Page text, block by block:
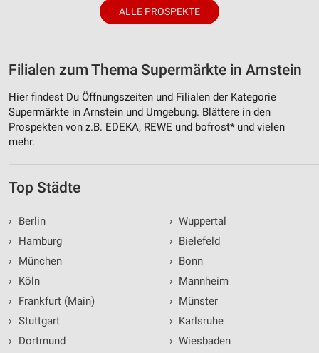
ALLE PROSPEKTE
Filialen zum Thema Supermärkte in Arnstein
Hier findest Du Öffnungszeiten und Filialen der Kategorie
Supermärkte in Arnstein und Umgebung. Blättere in den
Prospekten von z.B. EDEKA, REWE und bofrost* und vielen
mehr.
Top Städte
›
Berlin
›
Hamburg
›
München
›
Köln
›
Frankfurt (Main)
› Stuttgart
›
Dortmund
› Wuppertal
› Bielefeld
› Bonn
› Mannheim
› Münster
› Karlsruhe
› Wiesbaden